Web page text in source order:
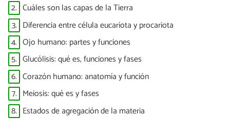
2. Cuáles son las capas de la Tierra
3. Diferencia entre célula eucariota y procariota
4. Ojo humano: partes y funciones
5. Glucólisis: qué es, funciones y fases
6. Corazón humano: anatomía y función
7. Meiosis: qué es y fases
8. Estados de agregación de la materia